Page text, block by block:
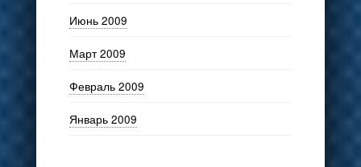
Июнь 2009
Март 2009
Февраль 2009
Январь 2009